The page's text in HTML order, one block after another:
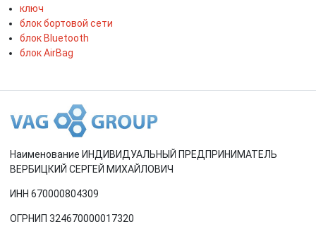
ключ
блок бортовой сети
блок Bluetooth
блок AirBag
Наименование ИНДИВИДУАЛЬНЫЙ ПРЕДПРИНИМАТЕЛЬ
ВЕРБИЦКИЙ СЕРГЕЙ МИХАЙЛОВИЧ
ИНН 670000804309
ОГРНИП 324670000017320